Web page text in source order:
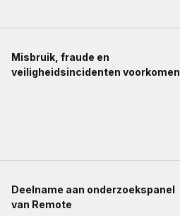
Misbruik, fraude en
veiligheidsincidenten voorkomen
Deelname aan onderzoekspanel
van Remote